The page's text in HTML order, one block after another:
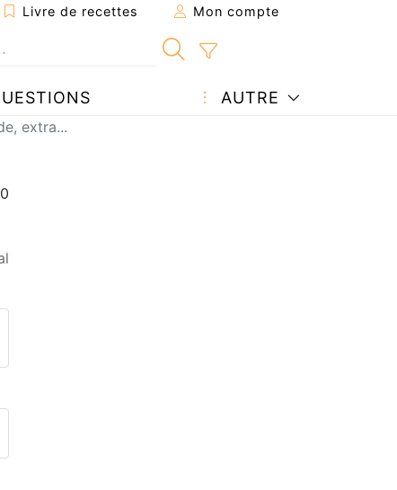
Livre de recettes Mon compte
AUTRE
extra...
à un ami
page
une question à l'auteur
votre photo de cette